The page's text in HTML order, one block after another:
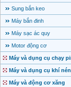
Sung bắn keo
Máy bắn đinh
Máy sạc ác quy
Motor động cơ
Máy và dụng cụ chạy
Máy và dụng cụ khí nén
Máy và động cơ xăng